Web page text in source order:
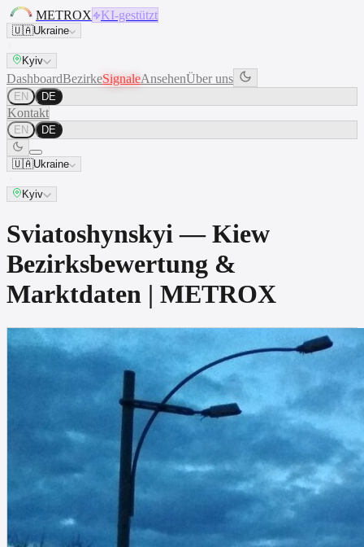
METROX KI-gestützt
🇺🇦Ukraine
Kyiv
DashboardBezirkeSignaleAnsehenÜber uns
EN DE
Kontakt
EN DE
🇺🇦Ukraine
Kyiv
Sviatoshynskyi — Kiew
Bezirksbewertung &
Marktdaten | METROX